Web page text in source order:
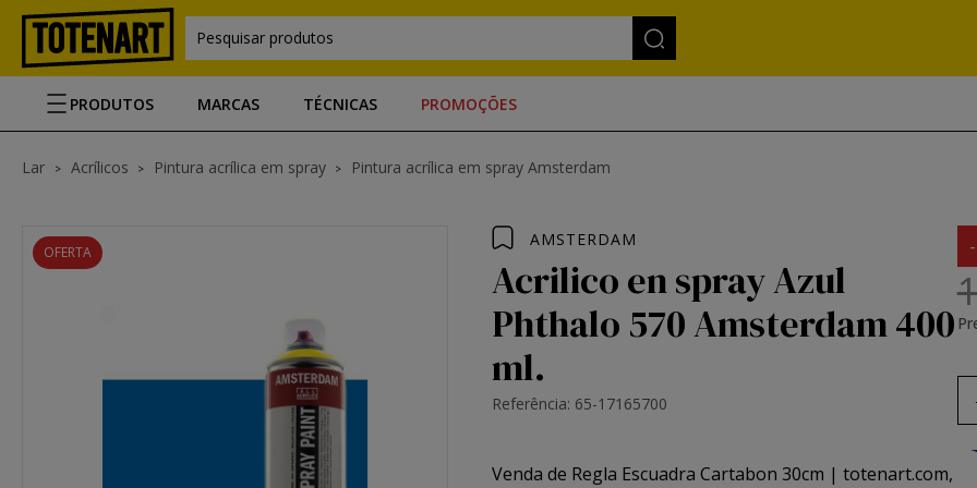
Pesquisar produtos
PRODUTOS MARCAS TÉCNICAS PROMOÇÕES
Lar Acrílicos Pintura acrílica em spray Pintura acrílica em spray Amsterdam
OFERTA
AMSTERDAM
Acrilico en spray Azul
Phthalo 570 Amsterdam 400
ml.
Referência: 65-17165700
Venda de Regla Escuadra Cartabon 30cm | totenart.com,